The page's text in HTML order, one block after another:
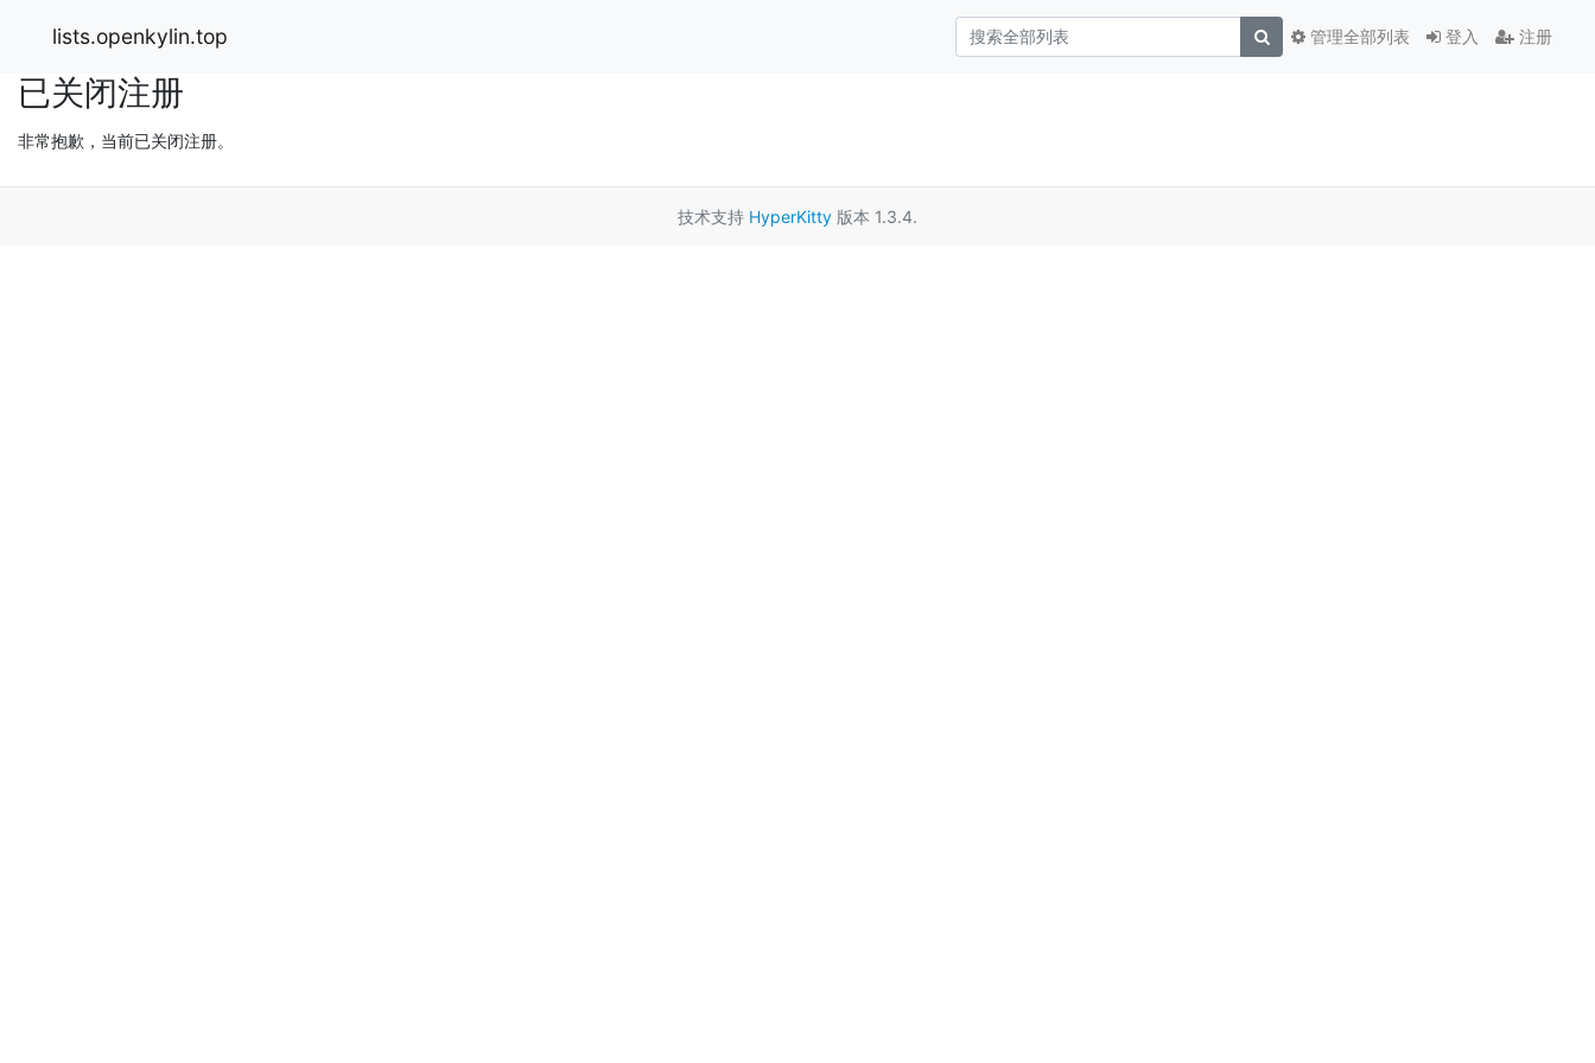
lists.openkylin.top 登入 注册
管理全部列表
已关闭注册
非常抱歉，当前已关闭注册。
技术支持 HyperKitty 版本 1.3.4.